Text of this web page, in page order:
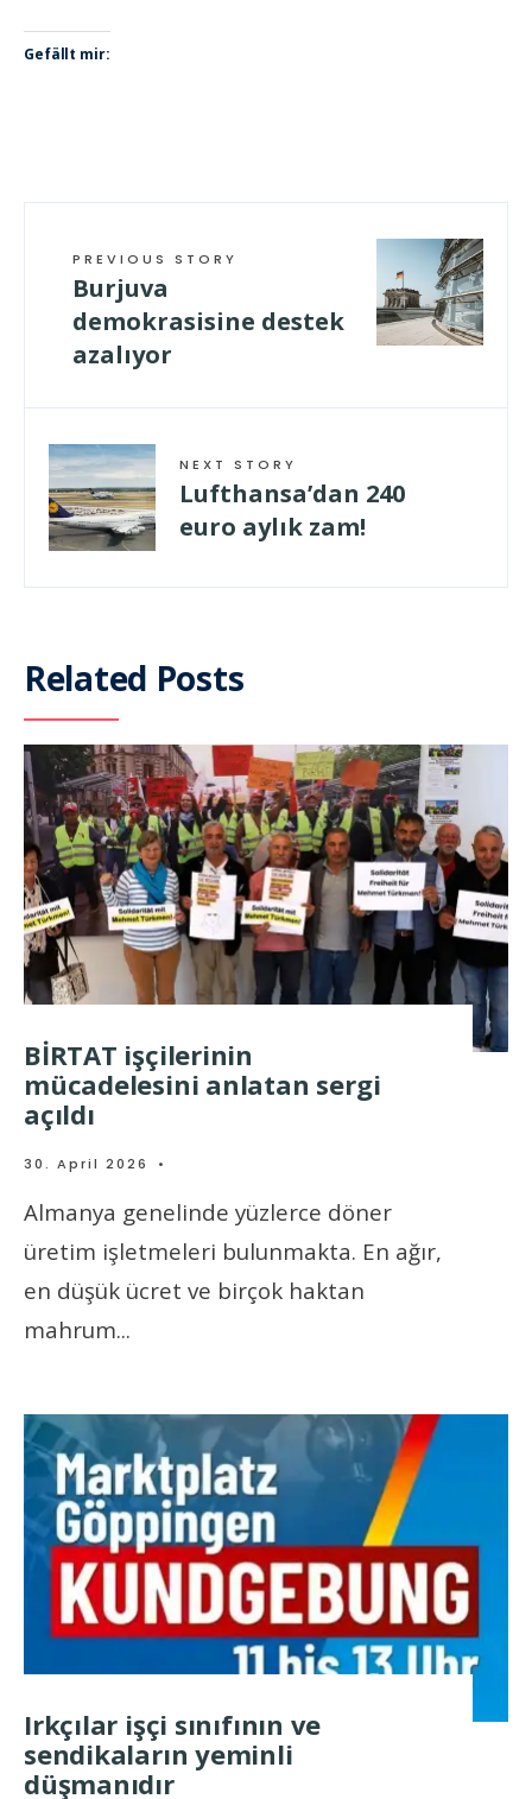
Gefällt mir:
PREVIOUS STORY
Burjuva
demokrasisine destek
azalıyor
NEXT STORY
Lufthansa’dan 240
euro aylık zam!
Related Posts
BİRTAT işçilerinin
mücadelesini anlatan sergi
açıldı
30. April 2026 •
Almanya genelinde yüzlerce döner
üretim işletmeleri bulunmakta. En ağır,
en düşük ücret ve birçok haktan
mahrum...
Irkçılar işçi sınıfının ve
sendikaların yeminli
düşmanıdır